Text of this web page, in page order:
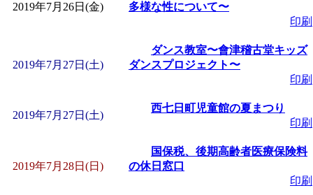
2019年7月26日(金)
多様な性について〜
印刷
2019年7月27日(土)
ダンス教室〜會津稽古堂キッズ
ダンスプロジェクト〜
印刷
2019年7月27日(土)
西七日町児童館の夏まつり
印刷
2019年7月28日(日)
国保税、後期高齢者医療保険料
の休日窓口
印刷